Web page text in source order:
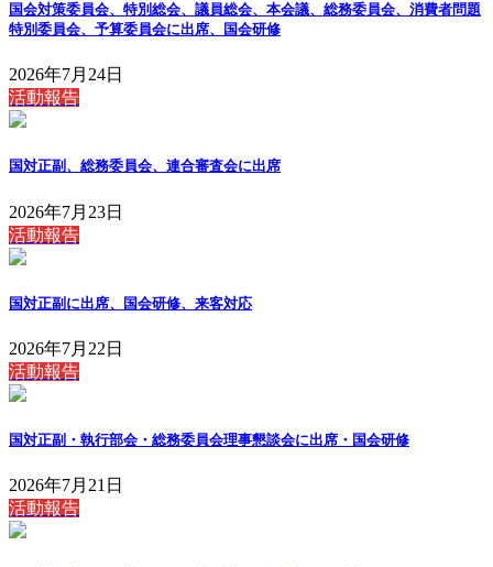
国会対策委員会、特別総会、議員総会、本会議、総務委員会、消費者問題
特別委員会、予算委員会に出席、国会研修
2026年7月24日
活動報告
国対正副、総務委員会、連合審査会に出席
2026年7月23日
活動報告
国対正副に出席、国会研修、来客対応
2026年7月22日
活動報告
国対正副・執行部会・総務委員会理事懇談会に出席・国会研修
2026年7月21日
活動報告